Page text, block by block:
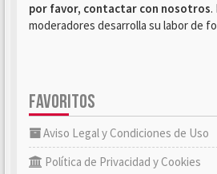
por favor, contactar con nosotros.
moderadores desarrolla su labor de
FAVORITOS
Aviso Legal y Condiciones de Uso
Política de Privacidad y Cookies